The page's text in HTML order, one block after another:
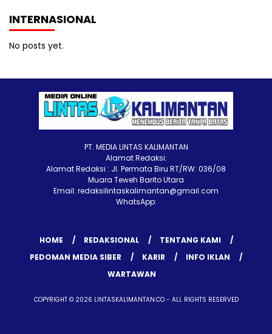
INTERNASIONAL
No posts yet.
PT. MEDIA LINTAS KALIMANTAN
Alamat Redaksi:
Alamat Redaksi : Jl. Permata Biru RT/RW: 036/08
Muara Teweh Barito Utara
Email: redaksilintaskalimantan@gmail.com
WhatsApp:
HOME REDAKSIONAL
TENTANG KAMI
PEDOMAN MEDIA SIBER
KARIR
INFO IKLAN
WARTAWAN
COPYRIGHT © 2026 LINTASKALIMANTAN.CO - ALL RIGHTS RESERVED